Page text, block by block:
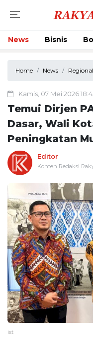
News Bisnis
Home News Regional
Kamis, 07 Mei 2026
Temui Dirjen
Dasar, Wali
Peningkatan
Editor
Konten Redaksi
ist